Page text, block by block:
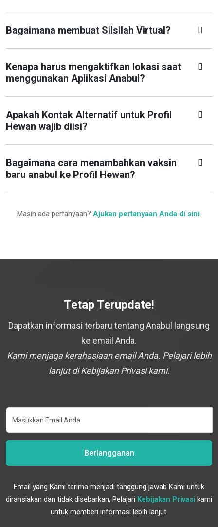
Bagaimana membuat Silsilah Virtual?
Kenapa harus mengaktifkan lokasi saat
menggunakan Aplikasi Anabul?
Apakah Kontak Alternatif untuk Profil
Hewan wajib diisi?
Bagaimana cara menambahkan vaksin
baru anabul ke Profil Hewan?
Masih ada pertanyaan? Ajukan pertanyaan Anda di sini.
Tetap Terupdate!
Dapatkan informasi terbaru tentang Anabul langsung
ke email Anda.
Kami menjaga kerahasiaan email Anda. Pelajari lebih
lanjut di Kebijakan Privasi kami.
Berlangganan
Email yang Kami terima menjadi tanggung jawab Kami untuk
dirahsiakan dan tidak disebarkan, Pelajari Kebijakan Privasi kami
untuk memberi informasi lebih lanjut.